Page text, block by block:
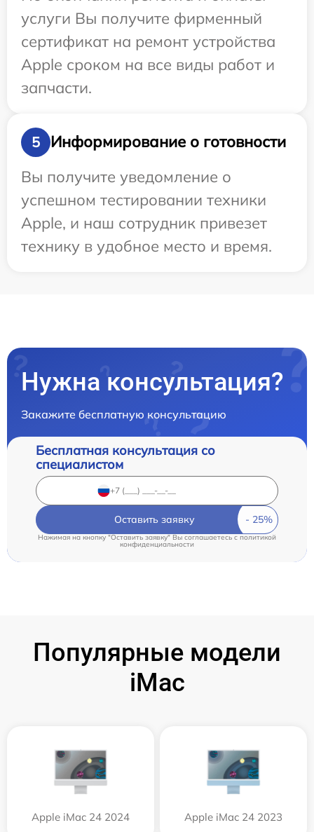
услуги Вы получите фирменный
сертификат на ремонт устройства
Apple сроком на все виды работ и
запчасти.
5
Информирование о готовности
Вы получите уведомление о
успешном тестировании техники
Apple, и наш сотрудник привезет
технику в удобное место и время.
Нужна консультация?
Закажите бесплатную консультацию
Бесплатная консультация со
специалистом
Оставить заявку
Нажимая на кнопку "Оставить заявку" Вы соглашаетесь cполитикой
конфиденциальности
Популярные модели
iMac
Apple iMac 24 2024 Apple iMac 24 2023